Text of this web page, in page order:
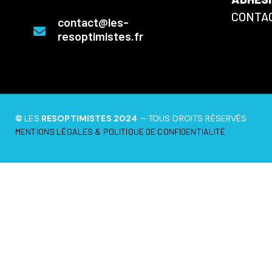
contact@les-
resoptimistes.fr
©LES RESOPTIMISTES 2024 – TOUS DROITS RÉSERVÉS
MENTIONS LÉGALES & POLITIQUE DE CONFIDENTIALITÉ